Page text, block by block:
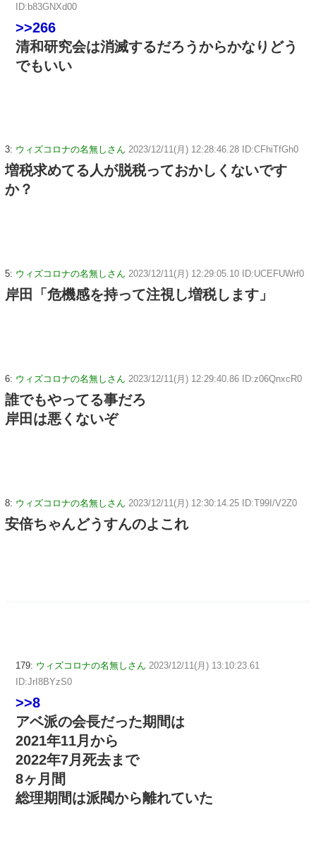
ID:b83GNXd00
>>266
清和研究会は消滅するだろうからかなりどう
でもいい
3: ウィズコロナの名無しさん 2023/12/11(月) 12:28:46.28 ID:CFhiTfGh0
増税求めてる人が脱税っておかしくないです
か？
5: ウィズコロナの名無しさん 2023/12/11(月) 12:29:05.10 ID:UCEFUWrf0
岸田「危機感を持って注視し増税します」
6: ウィズコロナの名無しさん 2023/12/11(月) 12:29:40.86 ID:z06QnxcR0
誰でもやってる事だろ
岸田は悪くないぞ
8: ウィズコロナの名無しさん 2023/12/11(月) 12:30:14.25 ID:T99I/V2Z0
安倍ちゃんどうすんのよこれ
179: ウィズコロナの名無しさん 2023/12/11(月) 13:10:23.61
ID:JrI8BYzS0
>>8
アベ派の会長だった期間は
2021年11月から
2022年7月死去まで
8ヶ月間
総理期間は派閥から離れていた